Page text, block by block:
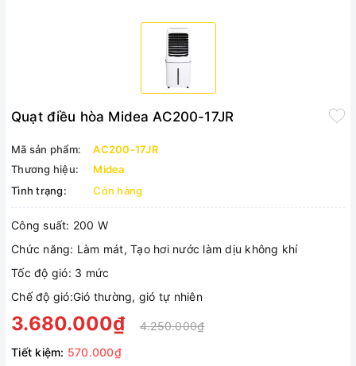
Quạt điều hòa Midea AC200-17JR
Mã sản phẩm:
AC200-17JR
Thương hiệu:
Midea
Tình trạng:
Còn hàng
Công suất: 200 W
Chức năng: Làm mát, Tạo hơi nước làm dịu không khí
Tốc độ gió: 3 mức
Chế độ gió:Gió thường, gió tự nhiên
3.680.000₫
4.250.000₫
Tiết kiệm: 570.000₫